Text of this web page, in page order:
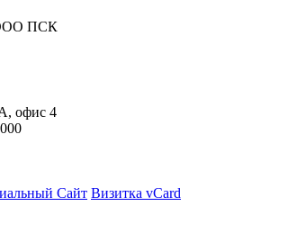
офис 4
Сайт Визитка vCard